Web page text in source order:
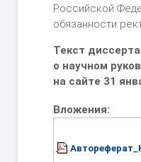
Российской
обязанности
Текст
о научном
на сайте 31
Вложения: